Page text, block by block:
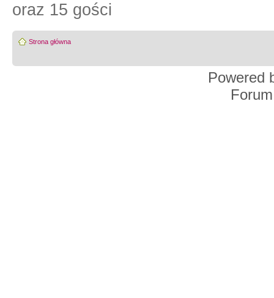
oraz 15 gości
Strona główna
Powered